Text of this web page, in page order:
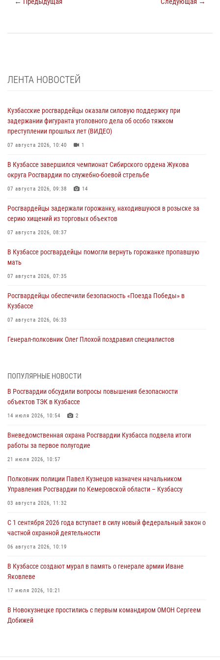
ЛЕНТА НОВОСТЕЙ
Кузбасские росгвардейцы оказали силовую поддержку при
задержании фигуранта уголовного дела об особо тяжком
преступлении прошлых лет (ВИДЕО)
07 августа 2026, 10:40 1
В Кузбассе завершился чемпионат Сибирского ордена Жукова
округа Росгвардии по служебно-боевой стрельбе
07 августа 2026, 09:38 14
Росгвардейцы задержали горожанку, находившуюся в розыске за
серию хищений из торговых объектов
07 августа 2026, 08:37
В Кузбассе росгвардейцы помогли вернуть горожанке пропавшую
мать
07 августа 2026, 07:35
Росгвардейцы обеспечили безопасность «Поезда Победы» в
Кузбассе
07 августа 2026, 06:33
Генерал-полковник Олег Плохой поздравил специалистов
07 августа 2026, 05:32
С 1 сентября 2026 года вступает в силу новый федеральный закон о
частной охранной деятельности
06 августа 2026, 10:19
Росгвардейцы задержали предполагаемого виновника причинения
ножевого ранения кемеровчанину
06 августа 2026, 09:18
Росгвардейцы задержали мужчину, повредившего имущество
горожанки
06 августа 2026, 08:17
Росгвардейцы пресекли противоправные действия и защитили
новокузнечанку от агрессивного знакомого
06 августа 2026, 07:16
ПОПУЛЯРНЫЕ НОВОСТИ
В Росгвардии обсудили вопросы повышения безопасности
объектов ТЭК в Кузбассе
14 июля 2026, 10:54 2
Вневедомственная охрана Росгвардии Кузбасса подвела итоги
работы за первое полугодие
21 июля 2026, 10:57
Полковник полиции Павел Кузнецов назначен начальником
Управления Росгвардии по Кемеровской области – Кузбассу
03 августа 2026, 11:32
С 1 сентября 2026 года вступает в силу новый федеральный закон о
частной охранной деятельности
06 августа 2026, 10:19
В Кузбассе создают мурал в память о генерале армии Иване
Яковлеве
17 июля 2026, 10:21
В Новокузнецке простились с первым командиром ОМОН Сергеем
Добижей